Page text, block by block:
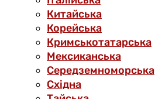
Китайська
Корейська
Кримськотатарська
Мексиканська
Середземноморська
Східна